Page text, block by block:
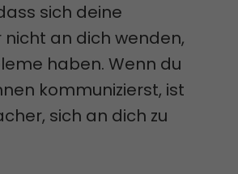
sich deine
an dich wenden,
haben. Wenn du
kommunizierst, ist
sich an dich zu